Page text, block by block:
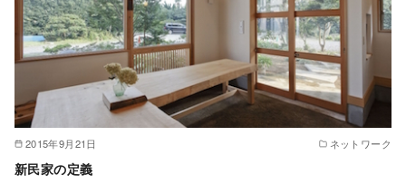
2015年9月21日 ネットワーク
新民家の定義